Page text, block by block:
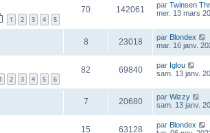
1 2 3 4 5
70 142061 par Twinsen
mer. 13 mars
8 23018 par Blondex
mar. 16 janv.
1 2 3 4 5 6
82 69840 par Iglou
sam. 13 janv.
7 20680 par Wizzy
sam. 13 janv.
15 63128 par Blondex